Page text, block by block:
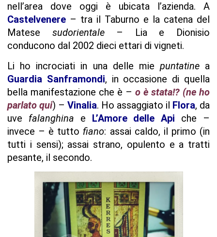
nell’area dove oggi è ubicata l’azienda. A
Castelvenere – tra il Taburno e la catena del
Matese sudorientale – Lia e Dionisio
conducono dal 2002 dieci ettari di vigneti.
Li ho incrociati in una delle mie puntatinea
Guardia Sanframondi, in occasione di quella
bella manifestazione che è – o è stata!? (ne ho
parlato qui) – Vinalia. Ho assaggiato il Flora, da
uve falanghina e L’Amore delle Api che –
invece – è tutto fiano: assai caldo, il primo (in
tutti i sensi); assai strano, opulento e a tratti
pesante, il secondo.